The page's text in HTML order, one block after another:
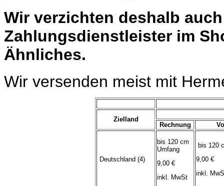
Wir verzichten deshalb
Zahlungsdienstleister im
Ähnliches.
Wir versenden meist mit
Zielland
Rechnung
Deutschland (4)
bis 120 cm
Umfang
9,00 €
inkl. MwSt
bis 120
9,00 €
inkl.